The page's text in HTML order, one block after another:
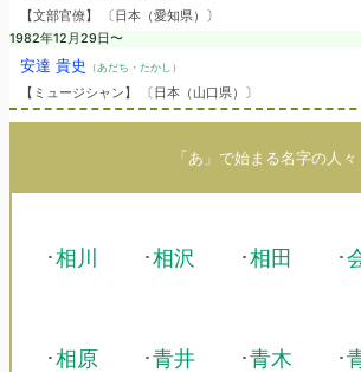
【文部官僚】 〔日本（愛知県）〕
1982年12月29日〜
安達 貴史 （あだち・たかし）
【ミュージシャン】 〔日本（山口県）〕
「あ」で始まる名字の人々
･相川 ･相沢 ･相田 ･
･相原 ･青井 ･青木 ･